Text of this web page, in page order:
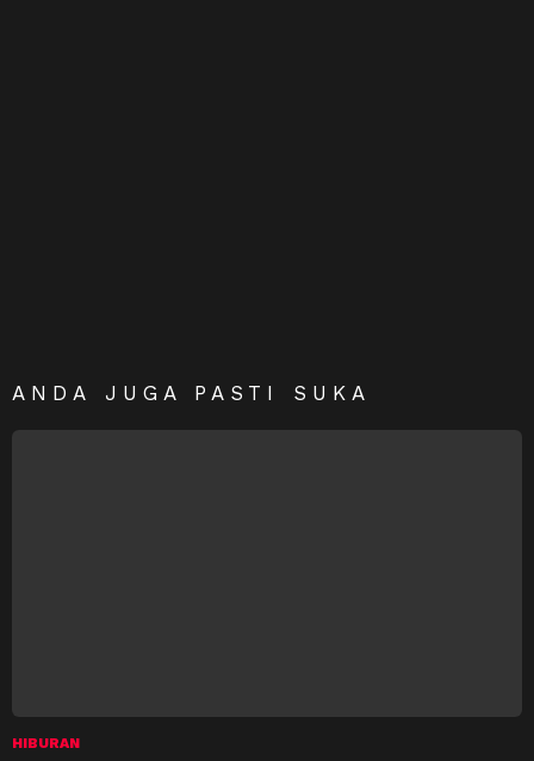
ANDA JUGA PASTI SUKA
HIBURAN